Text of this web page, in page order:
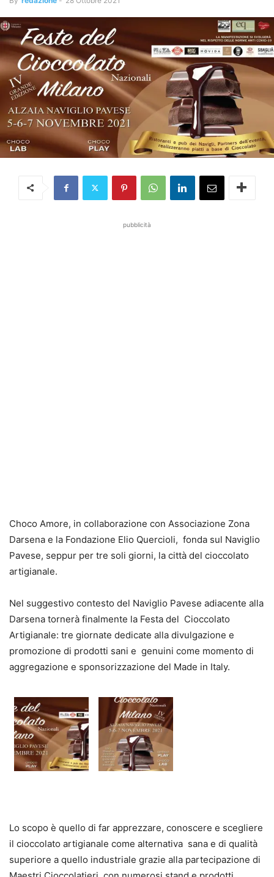
pubblicità
Choco Amore, in collaborazione con Associazione Zona
Darsena e la Fondazione Elio Quercioli, fonda sul Naviglio
Pavese, seppur per tre soli giorni, la città del cioccolato
artigianale.
Nel suggestivo contesto del Naviglio Pavese adiacente alla
Darsena tornerà finalmente la Festa del Cioccolato
Artigianale: tre giornate dedicate alla divulgazione e
promozione di prodotti sani e genuini come momento di
aggregazione e sponsorizzazione del Made in Italy.
Lo scopo è quello di far apprezzare, conoscere e scegliere
il cioccolato artigianale come alternativa sana e di qualità
superiore a quello industriale grazie alla partecipazione di